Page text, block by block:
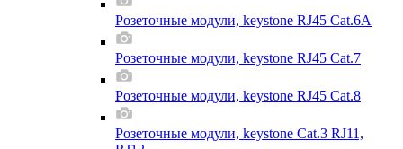
Розеточные модули, keystone RJ45 Cat.6A
Розеточные модули, keystone RJ45 Cat.7
Розеточные модули, keystone RJ45 Cat.8
Розеточные модули, keystone Cat.3 RJ11,